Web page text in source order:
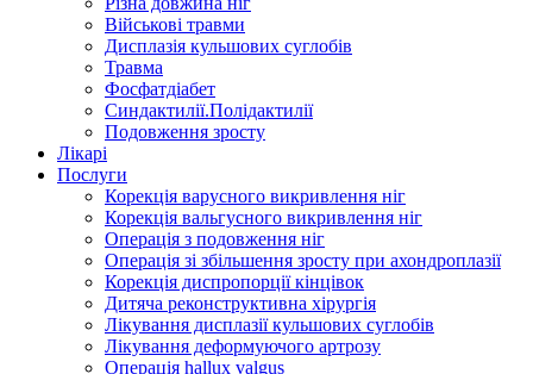
Військові травми
Дисплазія кульшових суглобів
Травма
Фосфатдіабет
Синдактилії.Полідактилії
Подовження зросту
Лікарі
Послуги
Корекція варусного викривлення ніг
Корекція вальгусного викривлення ніг
Операція з подовження ніг
Операція зі збільшення зросту при ахондроплазії
Корекція диспропорції кінцівок
Дитяча реконструктивна хірургія
Лікування дисплазії кульшових суглобів
Лікування деформуючого артрозу
Операція hallux valgus